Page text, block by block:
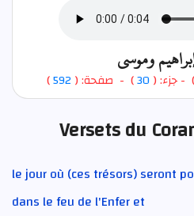
وموسى
) - جزء: (30) - صفحة: ( 592
)
Versets du
le jour où (ces trésors) seront
dans le feu de l'Enfer et